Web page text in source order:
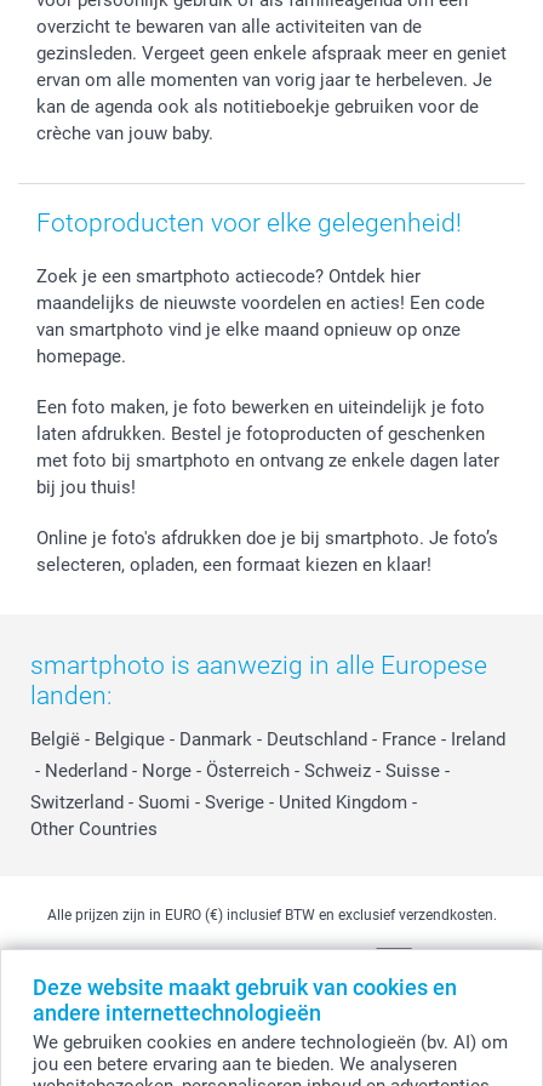
Deze website maakt gebruik van cookies en
andere internettechnologieën
We gebruiken cookies en andere technologieën (bv. AI) om
jou een betere ervaring aan te bieden. We analyseren
Vaderdag
Verjaardag
Geboorte
Wettelijke garantie
Privacybeleid
Cookiebeleid
Prijslijst
Jobs & Stages
Grote bestellingen
Levering
Mijn orderstatus
smartfriends
overzicht te bewaren van alle activiteiten van de
gezinsleden. Vergeet geen enkele afspraak meer en geniet
ervan om alle momenten van vorig jaar te herbeleven. Je
kan de agenda ook als notitieboekje gebruiken voor de
crèche van jouw baby.
Fotoproducten voor elke gelegenheid!
Zoek je een smartphoto actiecode? Ontdek hier
maandelijks de nieuwste voordelen en acties! Een code
van smartphoto vind je elke maand opnieuw op onze
homepage.
Een foto maken, je foto bewerken en uiteindelijk je foto
laten afdrukken. Bestel je fotoproducten of geschenken
met foto bij smartphoto en ontvang ze enkele dagen later
bij jou thuis!
Online je foto's afdrukken doe je bij smartphoto. Je foto’s
selecteren, opladen, een formaat kiezen en klaar!
smartphoto is aanwezig in alle Europese
landen:
België - Belgique - Danmark - Deutschland - France - Ireland
- Nederland - Norge - Österreich - Schweiz - Suisse -
Switzerland - Suomi - Sverige - United Kingdom -
Other Countries
© smartphoto group. Alle rechten voorbehouden
smartphoto group NV.
Kwatrechtsteenweg 160, 9230 Wetteren, België
BTW-nummer BE 0405.706.755
Ondernemingsnummer 0405.706.755.
Alle prijzen zijn in EURO (€) inclusief BTW en exclusief verzendkosten.